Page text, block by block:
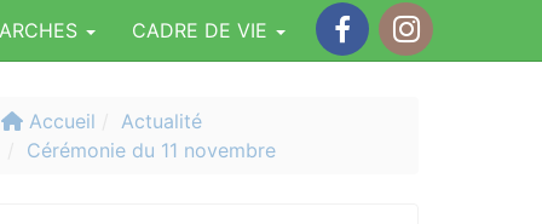
CADRE DE VIE
Accueil
Actualité
Cérémonie du 11 novembre